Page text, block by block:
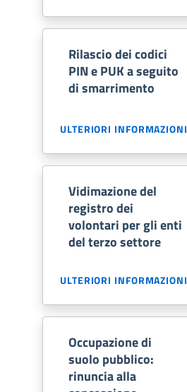
Rilascio dei codici
PIN e PUK a seguito
di smarrimento
ULTERIORI INFORMAZIONI
Vidimazione del
registro dei
volontari per gli enti
del terzo settore
ULTERIORI INFORMAZIONI
Occupazione di
suolo pubblico:
rinuncia alla